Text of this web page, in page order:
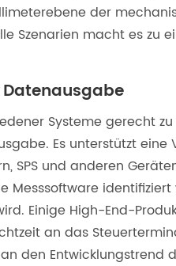
der
Szenarien macht es zu
Systeme gerecht
Es unterstützt
SPS und anderen
Messsoftware
Einige High-End-
an das
den Entwicklungstrend